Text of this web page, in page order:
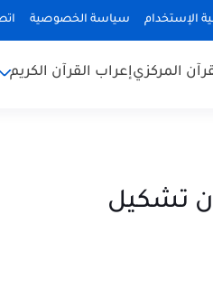
الإستخدام سياسة الخصوصية
المركزيإعراب القرآن الكريم
تشكيل